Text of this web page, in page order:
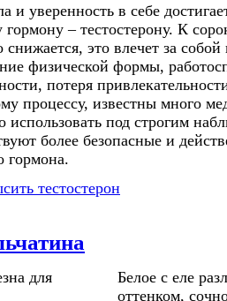
и уверенность в себе
– тестостерону. К
снижается, это влечет за
физической формы,
потеря
процессу, известны много
под строгим
более безопасные и
гормона.
тестостерон
Белое с еле
оттенком,